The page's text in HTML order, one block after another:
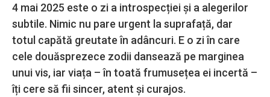
4 mai 2025 este o zi a introspecției și a alegerilor
subtile. Nimic nu pare urgent la suprafață, dar
totul capătă greutate în adâncuri. E o zi în care
cele douăsprezece zodii dansează pe marginea
unui vis, iar viața – în toată frumusețea ei incertă –
îți cere să fii sincer, atent și curajos.